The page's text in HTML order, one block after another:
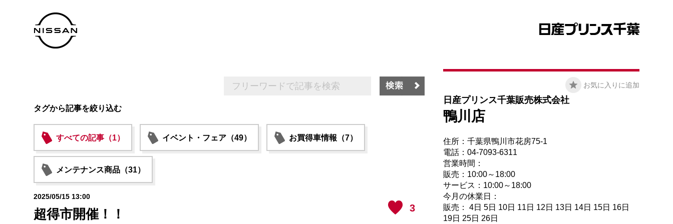
タグから記事を絞り込む
すべての記事（1） イベント・フェア（49） お買得車情報（7）
メンテナンス商品（31）
3
2025/05/15 13:00
超得市開催！！
お気に入りに追加
日産プリンス千葉販売株式会社
鴨川店
住所：千葉県鴨川市花房75-1
電話：04-7093-6311
営業時間：
販売：10:00～18:00
サービス：10:00～18:00
今月の休業日：
販売： 4日 5日 10日 11日 12日 13日 14日 15日 16日
19日 25日 26日